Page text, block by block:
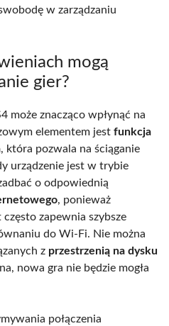
w zarządzaniu
mogą
gier?
może znacząco wpłynąć na
elementem jest funkcja
, która pozwala na ściąganie
urządzenie jest w trybie
o odpowiednią
, ponieważ
zapewnia szybsze
do Wi-Fi. Nie można
z przestrzenią na dysku
nowa gra nie będzie mogła
połączenia